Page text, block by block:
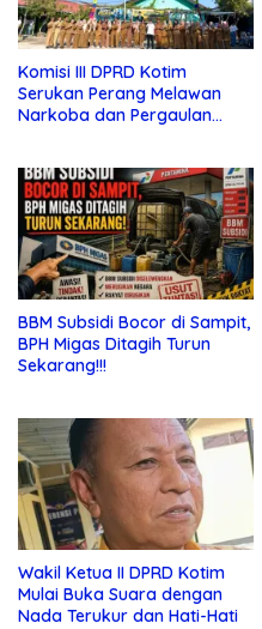
Komisi III DPRD Kotim
Serukan Perang Melawan
Narkoba dan Pergaulan
BBM Subsidi Bocor di Sampit,
BPH Migas Ditagih Turun
Sekarang!!!
Wakil Ketua II DPRD Kotim
Mulai Buka Suara dengan
Nada Terukur dan Hati-Hati